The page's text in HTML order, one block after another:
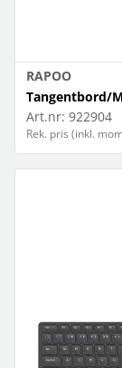
RAPOO
Tangentbord/
Art.nr: 922904
Rek. pris (inkl.